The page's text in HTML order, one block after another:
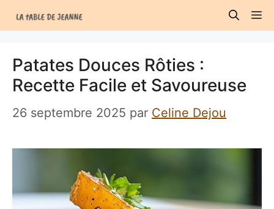
au
Patates Douces Rôties :
Recette Facile et Savoureuse
26 septembre 2025 par Celine Dejou